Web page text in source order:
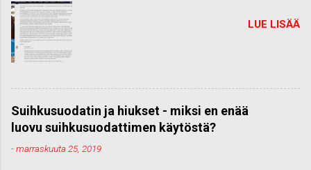
LUE LISÄÄ
Suihkusuodatin ja hiukset - miksi en enää
luovu suihkusuodattimen käytöstä?
-marraskuuta 25, 2019